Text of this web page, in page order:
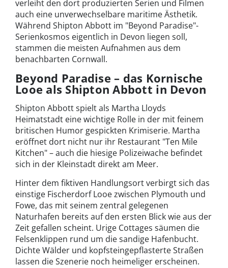
verleiht den dort produzierten Serien und Filmen
auch eine unverwechselbare maritime Ästhetik.
Während Shipton Abbott im "Beyond Paradise"-
Serienkosmos eigentlich in Devon liegen soll,
stammen die meisten Aufnahmen aus dem
benachbarten Cornwall.
Beyond Paradise – das Kornische
Looe als Shipton Abbott in Devon
Shipton Abbott spielt als Martha Lloyds
Heimatstadt eine wichtige Rolle in der mit feinem
britischen Humor gespickten Krimiserie. Martha
eröffnet dort nicht nur ihr Restaurant "Ten Mile
Kitchen" – auch die hiesige Polizeiwache befindet
sich in der Kleinstadt direkt am Meer.
Hinter dem fiktiven Handlungsort verbirgt sich das
einstige Fischerdorf Looe zwischen Plymouth und
Fowe, das mit seinem zentral gelegenen
Naturhafen bereits auf den ersten Blick wie aus der
Zeit gefallen scheint. Urige Cottages säumen die
Felsenklippen rund um die sandige Hafenbucht.
Dichte Wälder und kopfsteingepflasterte Straßen
lassen die Szenerie noch heimeliger erscheinen.